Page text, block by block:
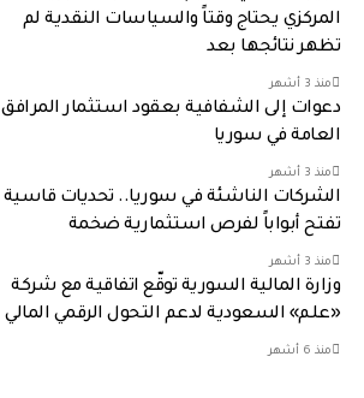
المركزي يحتاج وقتاً والسياسات النقدية لم
تظهر نتائجها بعد
منذ 3 أشهر
دعوات إلى الشفافية بعقود استثمار المرافق
العامة في سوريا
منذ 3 أشهر
الشركات الناشئة في سوريا.. تحديات قاسية
تفتح أبواباً لفرص استثمارية ضخمة
منذ 3 أشهر
وزارة المالية السورية توقّع اتفاقية مع شركة
«علم» السعودية لدعم التحول الرقمي المالي
منذ 6 أشهر